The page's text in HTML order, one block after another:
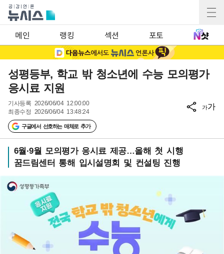
메인 랭킹 섹션 포토
성평등부, 학교 밖 청소년에 수능 모의평가
응시료 지원
기사등록 2026/06/04 12:00:00
최종수정 2026/06/04 13:48:24
구글에서 선호하는 매체로 추가
가가
6월·9월 모의평가 응시료 제공…올해 첫 시행
꿈드림센터 통해 입시설명회 및 컨설팅 진행